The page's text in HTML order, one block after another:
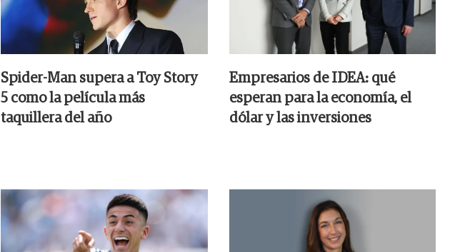
Spider-Man supera a Toy Story
5 como la película más
taquillera del año
Empresarios de IDEA: qué
esperan para la economía, el
dólar y las inversiones